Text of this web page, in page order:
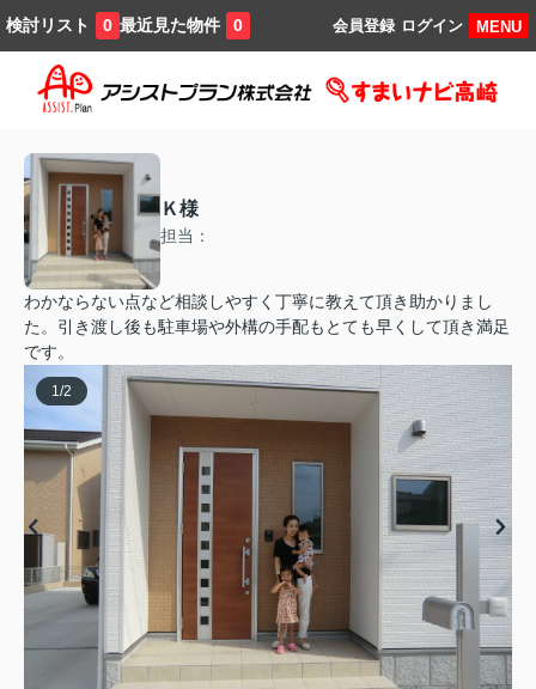
検討リスト 0 最近見た物件 0 MENU
ログイン
会員登録
Ｋ様
担当：
わかならない点など相談しやすく丁寧に教えて頂き助かりまし
た。引き渡し後も駐車場や外構の手配もとても早くして頂き満足
です。
1 /2